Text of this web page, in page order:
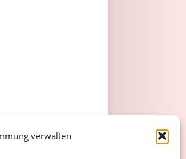
verwalten